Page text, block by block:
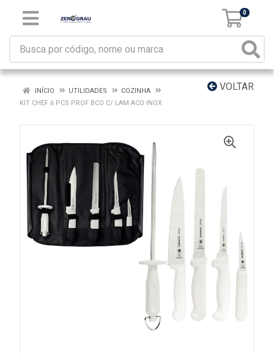
0
VOLTAR
INÍCIO UTILIDADES
COZINHA
KIT CHEF 6 PCS PROF BCO C/ LAM ACO INOX